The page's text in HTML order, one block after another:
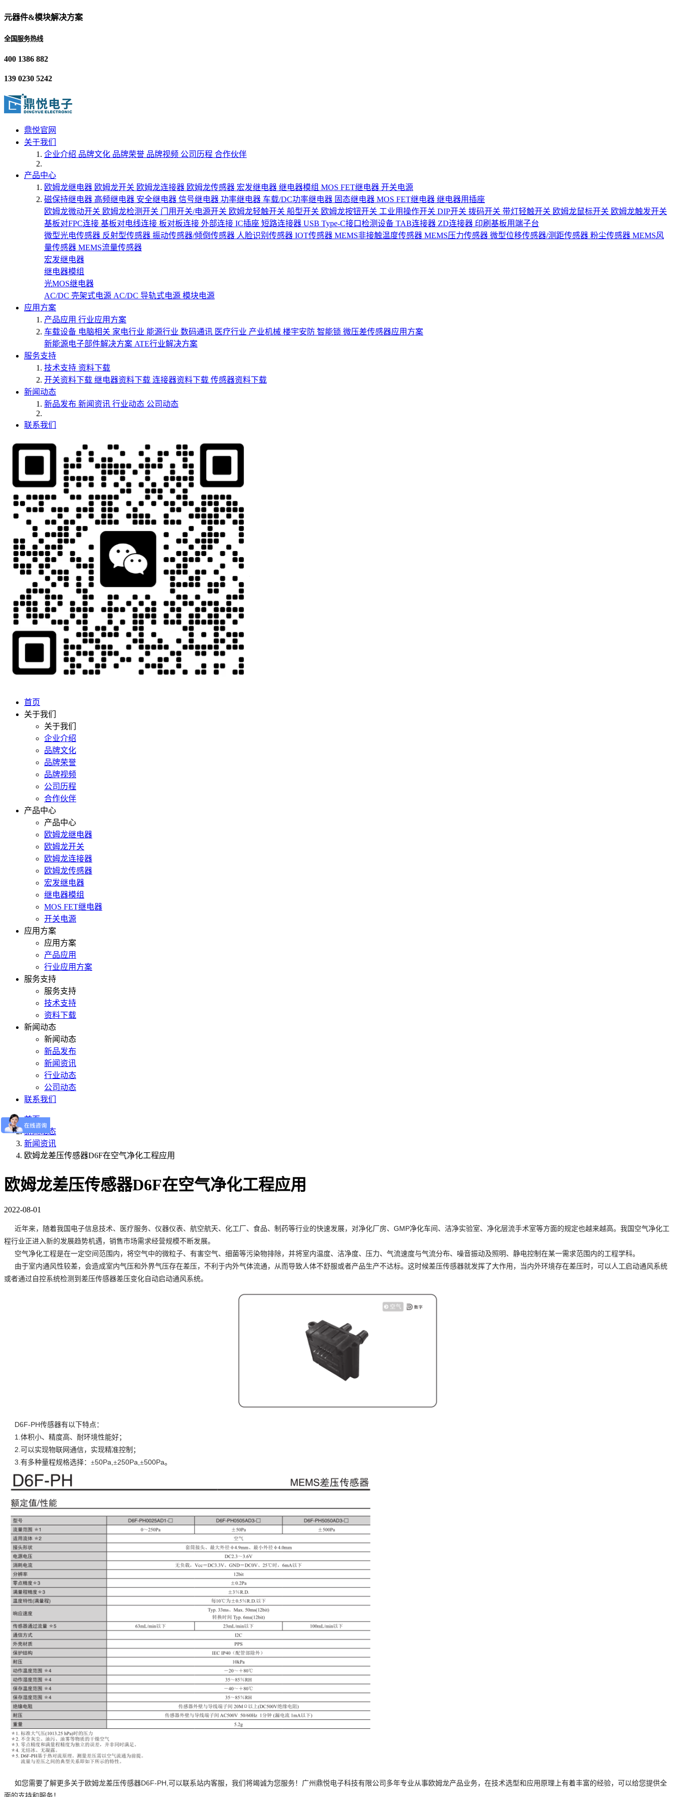
元器件&模块解决方案
全国服务热线
400 1386 882
139 0230 5242
鼎悦官网
关于我们
企业介绍 品牌文化 品牌荣誉 品牌视频 公司历程 合作伙伴
产品中心
欧姆龙继电器 欧姆龙开关 欧姆龙连接器 欧姆龙传感器 宏发继电器 继电器模组 MOS FET继电器 开关电源
磁保持继电器 高频继电器 安全继电器 信号继电器 功率继电器 车载/DC功率继电器 固态继电器 MOS FET继电器 继电器用插座
欧姆龙微动开关 欧姆龙检测开关 门用开关/电源开关 欧姆龙轻触开关 船型开关 欧姆龙按钮开关 工业用操作开关 DIP开关 拨码开关 带灯轻触开关 欧姆龙鼠标开关 欧姆龙触发开关
基板对FPC连接 基板对电线连接 板对板连接 外部连接 IC插座 短路连接器 USB Type-C接口检测设备 TAB连接器 ZD连接器 印刷基板用端子台
微型光电传感器 反射型传感器 振动传感器/倾倒传感器 人脸识别传感器 IOT传感器 MEMS非接触温度传感器 MEMS压力传感器 微型位移传感器/测距传感器 粉尘传感器 MEMS风
量传感器 MEMS流量传感器
宏发继电器
继电器模组
光MOS继电器
AC/DC 壳架式电源 AC/DC 导轨式电源 模块电源
应用方案
产品应用 行业应用方案
车载设备 电脑相关 家电行业 能源行业 数码通讯 医疗行业 产业机械 楼宇安防 智能锁 微压差传感器应用方案
新能源电子部件解决方案 ATE行业解决方案
服务支持
技术支持 资料下载
开关资料下载 继电器资料下载 连接器资料下载 传感器资料下载
新闻动态
新品发布 新闻资讯 行业动态 公司动态
联系我们
首页
关于我们
关于我们
企业介绍
品牌文化
品牌荣誉
品牌视频
公司历程
合作伙伴
产品中心
产品中心
欧姆龙继电器
欧姆龙开关
欧姆龙连接器
欧姆龙传感器
宏发继电器
继电器模组
MOS FET继电器
开关电源
应用方案
应用方案
产品应用
行业应用方案
服务支持
服务支持
技术支持
资料下载
新闻动态
新闻动态
新品发布
新闻资讯
行业动态
公司动态
联系我们
首页
新闻动态
新闻资讯
欧姆龙差压传感器D6F在空气净化工程应用
欧姆龙差压传感器D6F在空气净化工程应用
2022-08-01
近年来，随着我国电子信息技术、医疗服务、仪器仪表、航空航天、化工厂、食品、制药等行业的快速发展，对净化厂房、 GMP净化车间、洁净实验室、净化层流手术室等方面的规定也越来越高。我国空气净化工
程行业正进入新的发展趋势机遇，销售市场需求经营规模不断发展。
空气净化工程是在一定空间范围内，将空气中的微粒子、有害空气、细菌等污染物排除，并将室内温度、洁净度、压力、气流速度与气流分布、噪音振动及照明、静电控制在某一需求范围内的工程学科。
由于室内通风性较差，会造成室内气压和外界气压存在差压，不利于内外气体流通，从而导致人体不舒服或者产品生产不达标。这时候差压传感器就发挥了大作用，当内外环境存在差压时，可以人工启动通风系统
或者通过自控系统检测到差压传感器差压变化自动启动通风系统。
D6F-PH传感器有以下特点：
1. 体积小、精度高、耐环境性能好；
2. 可以实现物联网通信，实现精准控制；
3. 有多种量程规格选择：±50Pa, ±250Pa, ±500Pa。
如您需要了解更多关于欧姆龙差压传感器D6F-PH, 可以联系站内客服，我们将竭诚为您服务！广州鼎悦电子科技有限公司多年专业从事欧姆龙产品业务，在技术选型和应用原理上有着丰富的经验，可以给您提供全